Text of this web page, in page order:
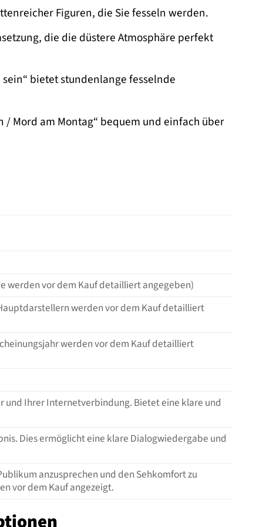
Figuren, die Sie fesseln werden.
die die düstere Atmosphäre perfekt
bietet stundenlange fesselnde
Mord am Montag“ bequem und einfach über
werden vor dem Kauf detailliert angegeben)
werden vor dem Kauf detailliert
werden vor dem Kauf detailliert
und Ihrer Internetverbindung. Bietet eine klare und
Dies ermöglicht eine klare Dialogwiedergabe und
anzusprechen und den Sehkomfort zu
vor dem Kauf angezeigt.